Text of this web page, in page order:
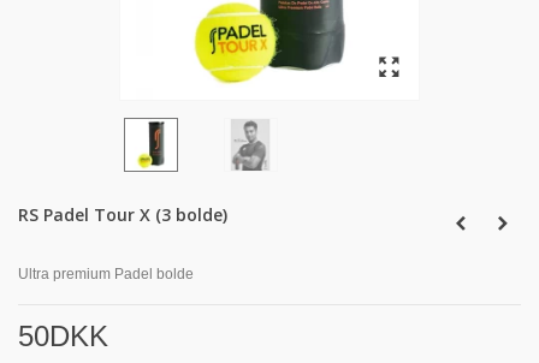
RS Padel Tour X (3 bolde)
Ultra premium Padel bolde
50DKK